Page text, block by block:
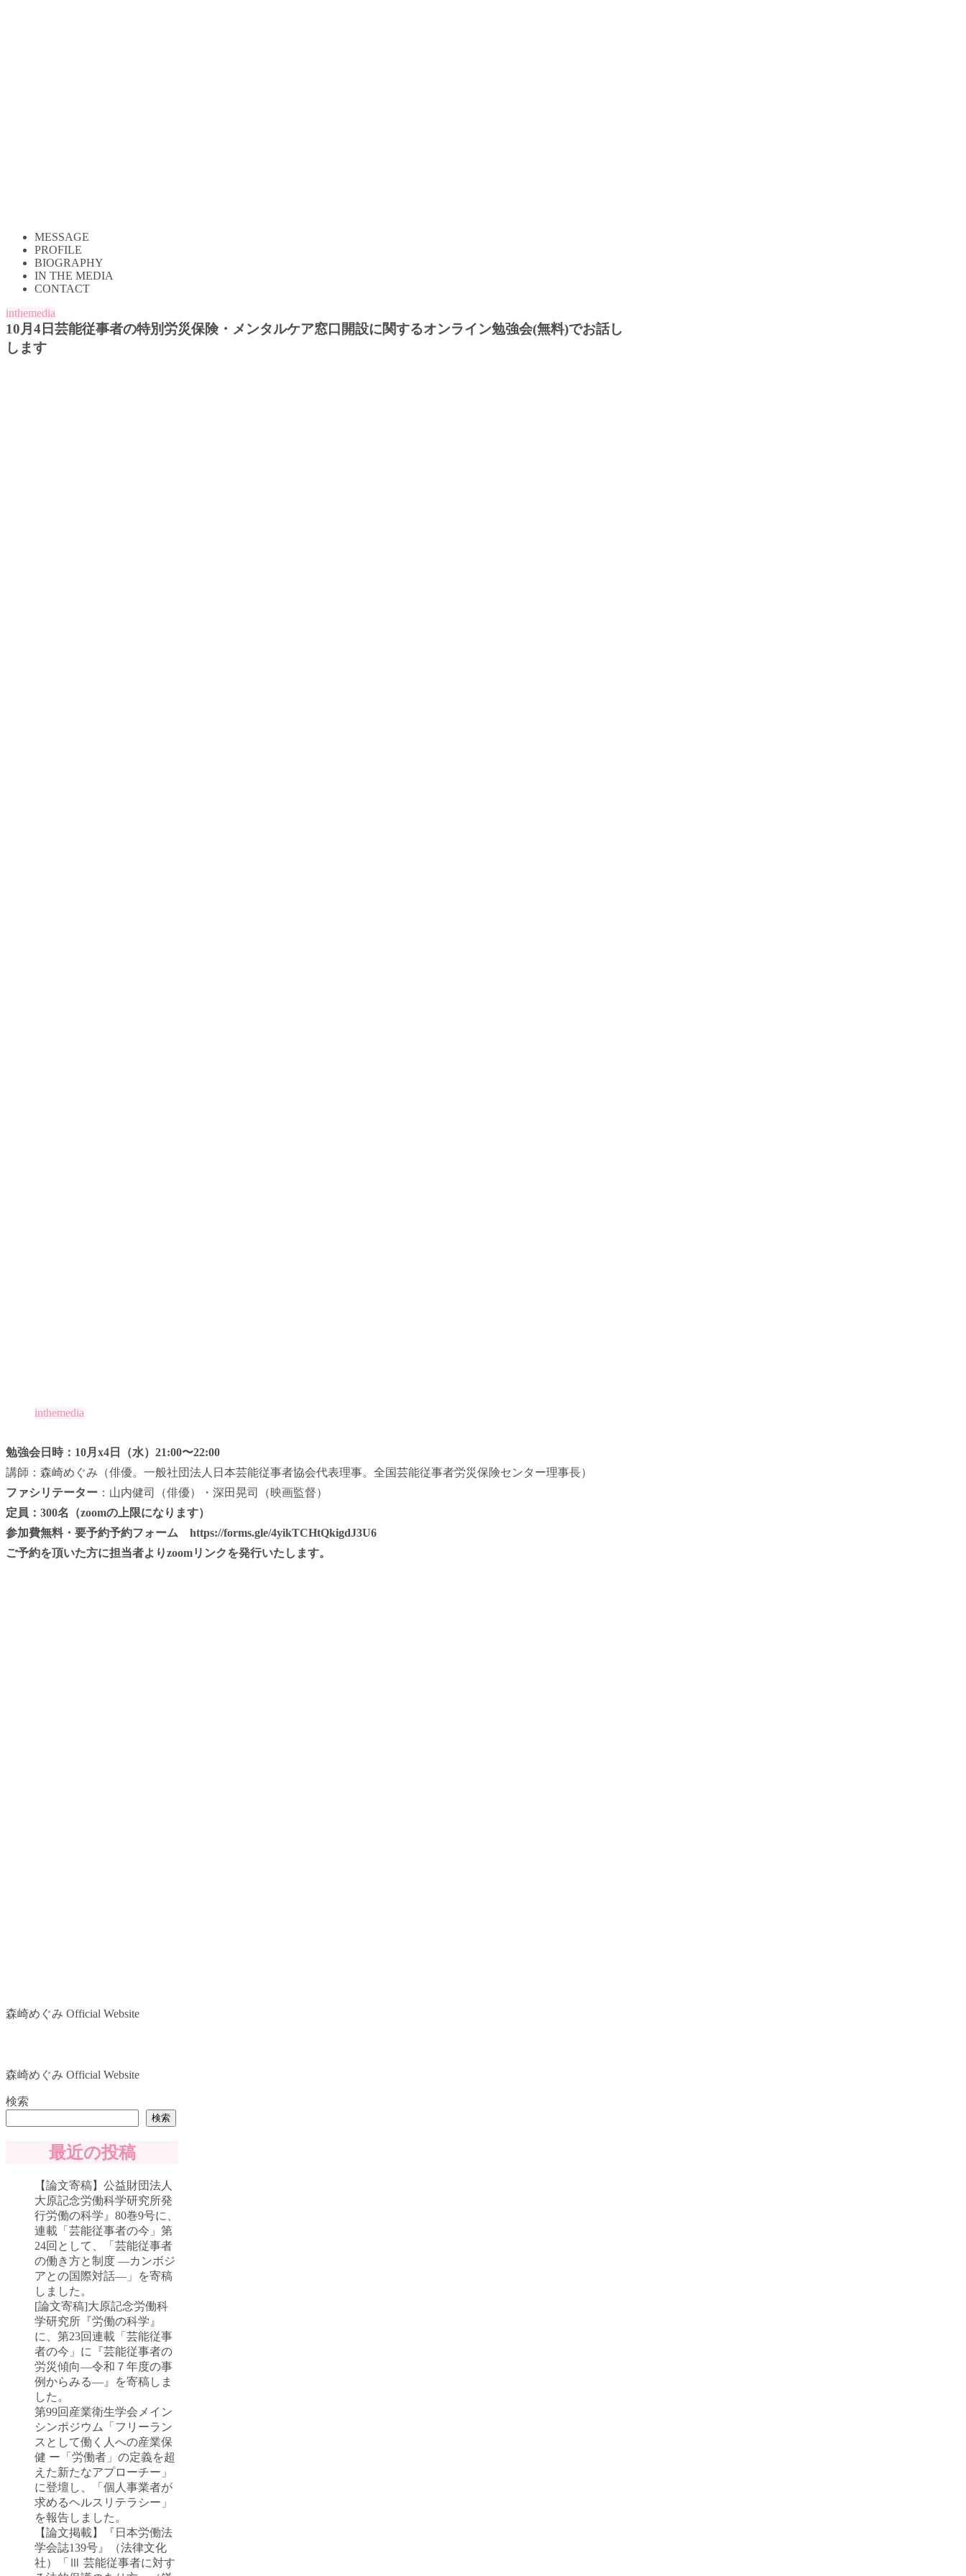
MESSAGE
PROFILE
BIOGRAPHY
IN THE MEDIA
CONTACT
inthemedia
10月4日芸能従事者の特別労災保険・メンタルケア窓口開設に関するオンライン勉強会(無料)でお話し
します
inthemedia
勉強会日時：10月x4日（水）21:00〜22:00
講師：森崎めぐみ（俳優。一般社団法人日本芸能従事者協会代表理事。全国芸能従事者労災保険センター理事長）
ファシリテーター ：山内健司（俳優）・深田晃司（映画監督）
定員：300名（zoomの上限になります）
参加費無料・要予約予約フォーム https://forms.gle/4yikTCHtQkigdJ3U6
ご予約を頂いた方に担当者よりzoomリンクを発行いたします。
森崎めぐみ Official Website
森崎めぐみ Official Website
検索
検索
最近の投稿
【論文寄稿】公益財団法人
大原記念労働科学研究所発
行労働の科学』80巻9号に、
連載「芸能従事者の今」第
24回として、「芸能従事者
の働き方と制度 ―カンボジ
アとの国際対話―」を寄稿
しました。
[論文寄稿]大原記念労働科
学研究所『労働の科学』
に、第23回連載「芸能従事
者の今」に『芸能従事者の
労災傾向―令和７年度の事
例からみる―』を寄稿しま
した。
第99回産業衛生学会メイン
シンポジウム「フリーラン
スとして働く人への産業保
健 ー「労働者」の定義を超
えた新たなアプローチー」
に登壇し、「個人事業者が
求めるヘルスリテラシー」
を報告しました。
【論文掲載】『日本労働法
学会誌139号』（法律文化
社）「Ⅲ 芸能従事者に対す